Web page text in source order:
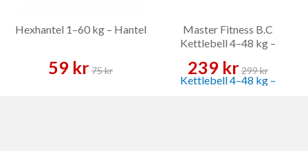
Hexhantel 1–60 kg – Hantel
59 kr75 kr
Master Fitness B.C
Kettlebell 4–48 kg –
239 kr299 kr